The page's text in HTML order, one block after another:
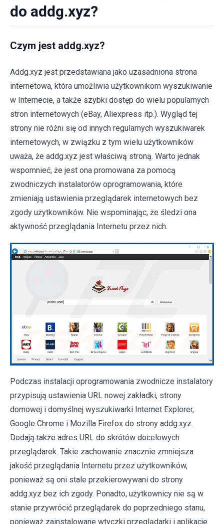
do addg.xyz?
Czym jest addg.xyz?
Addg.xyz jest przedstawiana jako uzasadniona strona
internetowa, która umożliwia użytkownikom wyszukiwanie
w Internecie, a także szybki dostęp do wielu popularnych
stron internetowych (eBay, Aliexpress itp.). Wygląd tej
strony nie różni się od innych regularnych wyszukiwarek
internetowych, w związku z tym wielu użytkowników
uważa, że addg.xyz jest właściwą stroną. Warto jednak
wspomnieć, że jest ona promowana za pomocą
zwodniczych instalatorów oprogramowania, które
zmieniają ustawienia przeglądarek internetowych bez
zgody użytkowników. Nie wspominając, że śledzi ona
aktywność przeglądania Internetu przez nich.
Podczas instalacji oprogramowania zwodnicze instalatory
przypisują ustawienia URL nowej zakładki, strony
domowej i domyślnej wyszukiwarki Internet Explorer,
Google Chrome i Mozilla Firefox do strony addg.xyz.
Dodają także adres URL do skrótów docelowych
przeglądarek. Takie zachowanie znacznie zmniejsza
jakość przeglądania Internetu przez użytkowników,
ponieważ są oni stale przekierowywani do strony
addg.xyz bez ich zgody. Ponadto, użytkownicy nie są w
stanie przywrócić przeglądarek do poprzedniego stanu,
ponieważ zainstalowane wtyczki przeglądarki i aplikacje